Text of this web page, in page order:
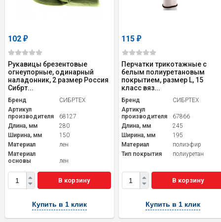
102 ₽
Рукавицы брезентовые
огнеупорные, одинарный
наладонник, 2 размер Россия
Сибрт...
Бренд
СИБРТЕХ
Артикул
производителя
68127
Длина, мм
280
Ширина, мм
150
Материал
лен
Материал
основы
лен
В корзину
Купить в 1 клик
115₽
Перчатки трикотажные с
белым полиуретановым
покрытием, размер L, 15
класс вяз...
Бренд
СИБРТЕХ
Артикул
производителя
67866
Длина, мм
245
Ширина, мм
195
Материал
полиэфир
Тип покрытия
полиуретан
В корзину
Купить в 1 клик